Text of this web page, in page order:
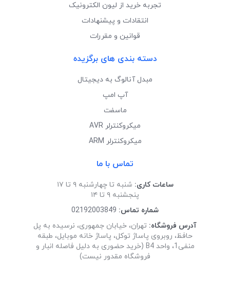
تجربه خرید از لیون الکترونیک
انتقادات و پیشنهادات
قوانین و مقررات
دسته بندی های برگزیده
مبدل آنالوگ به دیجیتال
آپ امپ
ماسفت
میکروکنترلر AVR
میکروکنترلر ARM
تماس با ما
ساعات کاری: شنبه تا چهارشنبه ۹ تا ۱۷
پنجشنبه ۹ تا ۱۴
شماره تماس: 02192003849
آدرس فروشگاه: تهران، خیابان جمهوری، نرسیده به پل
حافظ، روبروی پاساژ توکل، پاساژ خانه موبایل، طبقه
منفی1، واحد B4 (خرید حضوری به دلیل فاصله انبار و
فروشگاه مقدور نیست)